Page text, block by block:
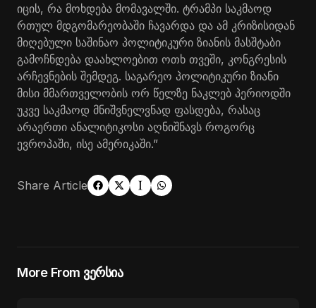
იცის, რა მოხდება მომავალში. ტრამპი საკმაოდ
რთულ მდგომარეობაში ჩავარდა და ამ კრიზისიდან
მიღებული საშინაო პოლიტიკური ზიანის მასშტაბი
გამოჩნდება დაახლოებით ოთხ თვეში, კონგრესის
არჩევნების შემდეგ. საგარეო პოლიტიკური ზიანი
მისი მმართველობის ორ წელზე ნაკლებ პერიოდში
უკვე საკმაოდ მნიშვნელვნად ფასდება, რასაც
არაერთი ანალიტიკოსი აღნიშნავს როგორც
ევროპაში, ისე ამერიკაში.”
Share Article
More From ვერსია